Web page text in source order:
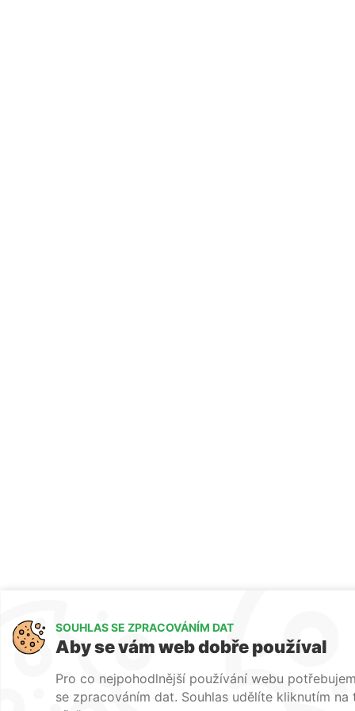
SOUHLAS SE ZPRACOVÁNÍM DAT
Aby se vám web dobře používal
Pro co nejpohodlnější používání webu
se zpracováním dat. Souhlas udělíte kliknutím